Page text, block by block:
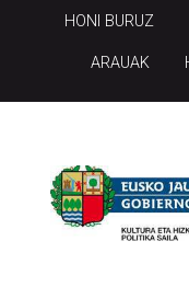
ARAUAK